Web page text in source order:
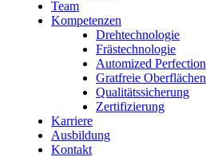
Team
Kompetenzen
Drehtechnologie
Frästechnologie
Automized Perfection
Gratfreie Oberflächen
Qualitätssicherung
Zertifizierung
Karriere
Ausbildung
Kontakt